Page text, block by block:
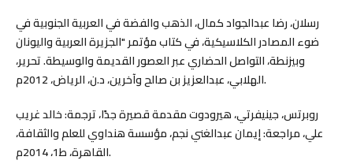
رسلان، رضا عبدالجواد كمال، الذهب والفضة في العربية الجنوبية في
ضوء المصادر الكلاسيكية، في كتاب مؤتمر "الجزيرة العربية واليونان
وبيزنطة، التواصل الحضاري عبر العصور القديمة والوسيطة. تحرير،
الهلابي، عبدالعزيز بن صالح وآخرين، د.ن، الرياض، 2012م.
روبرتس، جينيفرتي، هيرودوت مقدمة قصيرة جدًا، ترجمة: خالد غريب
علي، مراجعة: إيمان عبدالغني نجم، مؤسسة هنداوي للعلم والثقافة،
القاهرة، ط1، 2014م.